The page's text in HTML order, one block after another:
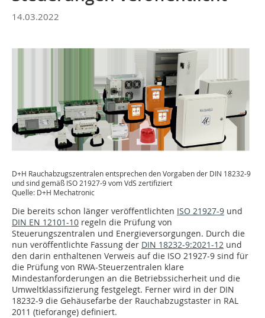
14.03.2022
D+H Rauchabzugszentralen entsprechen den Vorgaben der DIN 18232-9
und sind gemäß ISO 21927-9 vom VdS zertifiziert
Quelle: D+H Mechatronic
Die bereits schon länger veröffentlichten ISO 21927-9 und
DIN EN 12101-10 regeln die Prüfung von
Steuerungszentralen und Energieversorgungen. Durch die
nun veröffentlichte Fassung der DIN 18232-9:2021-12 und
den darin enthaltenen Verweis auf die ISO 21927-9 sind für
die Prüfung von RWA-Steuerzentralen klare
Mindestanforderungen an die Betriebssicherheit und die
Umweltklassifizierung festgelegt. Ferner wird in der DIN
18232-9 die Gehäusefarbe der Rauchabzugstaster in RAL
2011 (tieforange) definiert.